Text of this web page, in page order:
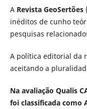
ARevista GeoSertões
inéditos de cunho
pesquisas
A política editorial da
aceitando a
Na avaliação Qualis
foi classificada como